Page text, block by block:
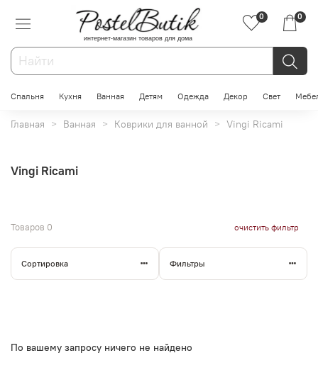
интернет-магазин товаров для дома
0 0
Спальня Кухня Ванная Детям Одежда Декор Свет
Главная Ванная Коврики для ванной Vingi Ricami
Vingi Ricami
Товаров 0 очистить фильтр
Сортировка Фильтры
По вашему запросу ничего не найдено